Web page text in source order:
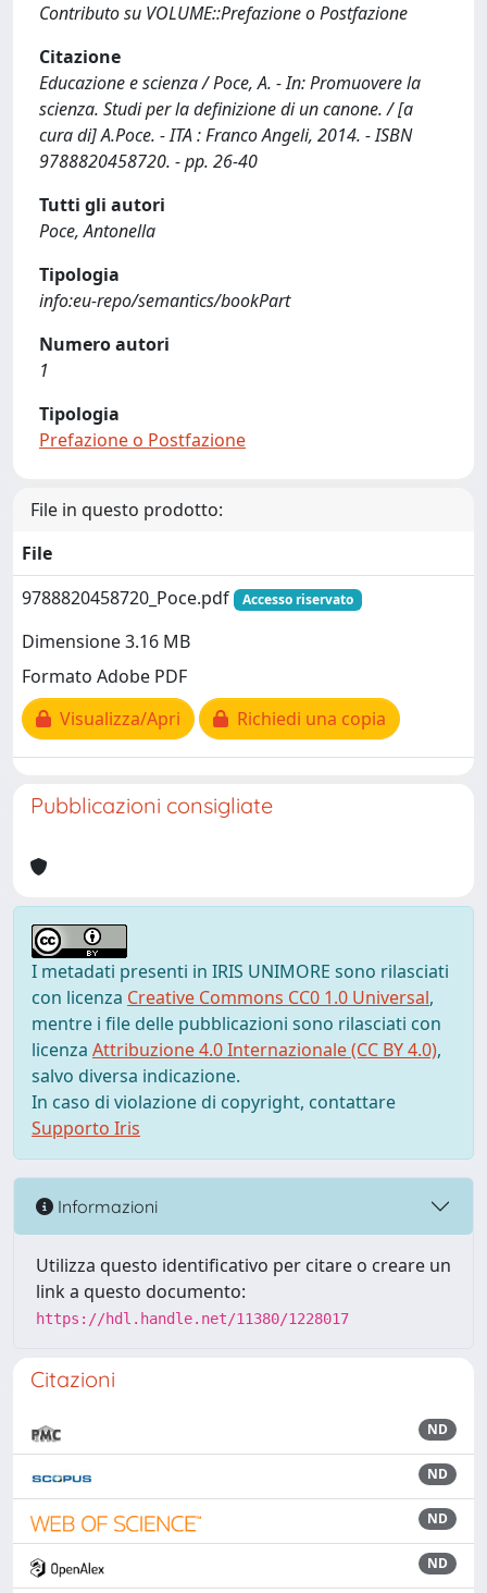
Contributo su VOLUME::Prefazione o Postfazione
Citazione
Educazione e scienza / Poce, A. - In: Promuovere la
scienza. Studi per la definizione di un canone. / [a
cura di] A.Poce. - ITA : Franco Angeli, 2014. - ISBN
9788820458720. - pp. 26-40
Tutti gli autori
Poce, Antonella
Tipologia
info:eu-repo/semantics/bookPart
Numero autori
1
Tipologia
Prefazione o Postfazione
File in questo prodotto:
File
9788820458720_Poce.pdf
Accesso riservato
Dimensione 3.16 MB
Formato Adobe PDF
Visualizza/Apri
Richiedi una copia
Pubblicazioni consigliate
I metadati presenti in IRIS UNIMORE sono rilasciati
con licenza Creative Commons CC0 1.0 Universal,
mentre i file delle pubblicazioni sono rilasciati con
licenza Attribuzione 4.0 Internazionale (CC BY 4.0),
salvo diversa indicazione.
In caso di violazione di copyright, contattare
Supporto Iris
Informazioni
Utilizza questo identificativo per citare o creare un
link a questo documento:
https://hdl.handle.net/11380/1228017
Citazioni
ND
ND
ND
ND